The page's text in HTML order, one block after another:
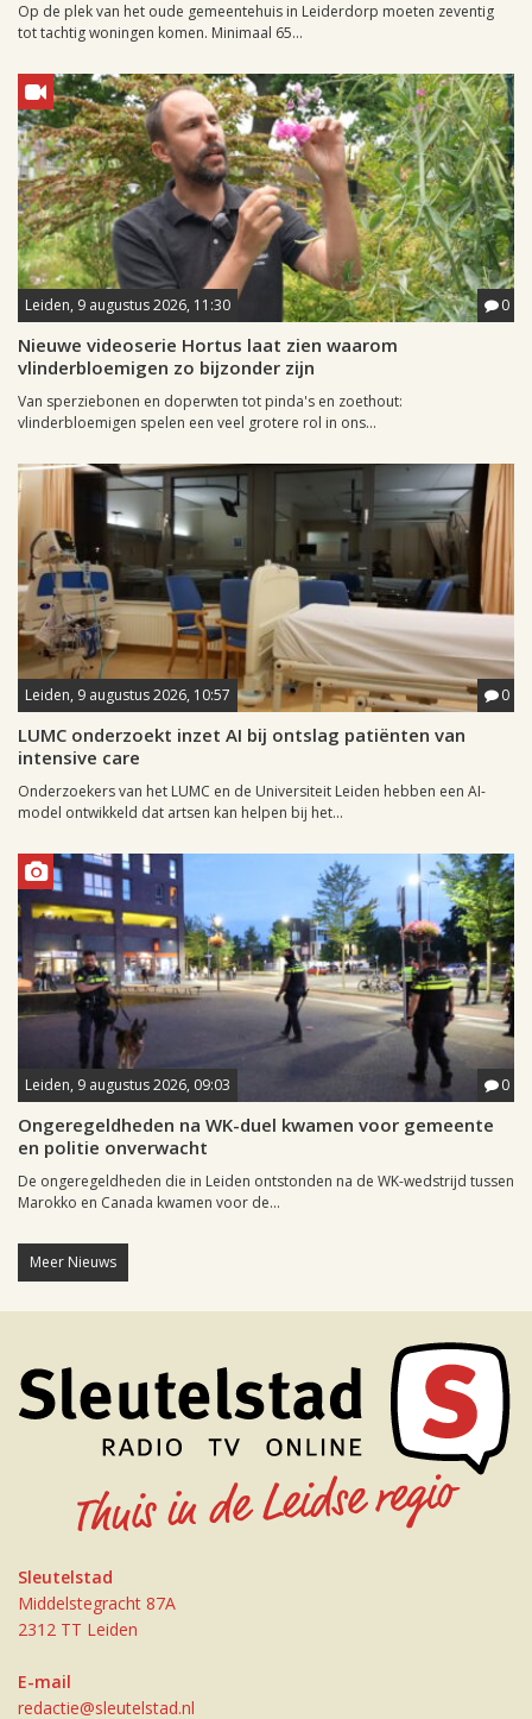
Op de plek van het oude gemeentehuis in Leiderdorp moeten zeventig
tot tachtig woningen komen. Minimaal 65...
Leiden, 9 augustus 2026, 11:30 0
Nieuwe videoserie Hortus laat zien waarom
vlinderbloemigen zo bijzonder zijn
Van sperziebonen en doperwten tot pinda's en zoethout:
vlinderbloemigen spelen een veel grotere rol in ons...
Leiden, 9 augustus 2026, 10:57 0
LUMC onderzoekt inzet AI bij ontslag patiënten van
intensive care
Onderzoekers van het LUMC en de Universiteit Leiden hebben een AI-
model ontwikkeld dat artsen kan helpen bij het...
Leiden, 9 augustus 2026, 09:03 0
Ongeregeldheden na WK-duel kwamen voor gemeente
en politie onverwacht
De ongeregeldheden die in Leiden ontstonden na de WK-wedstrijd tussen
Marokko en Canada kwamen voor de...
Meer Nieuws
Sleutelstad
Middelstegracht 87A
2312 TT Leiden
E-mail
redactie@sleutelstad.nl